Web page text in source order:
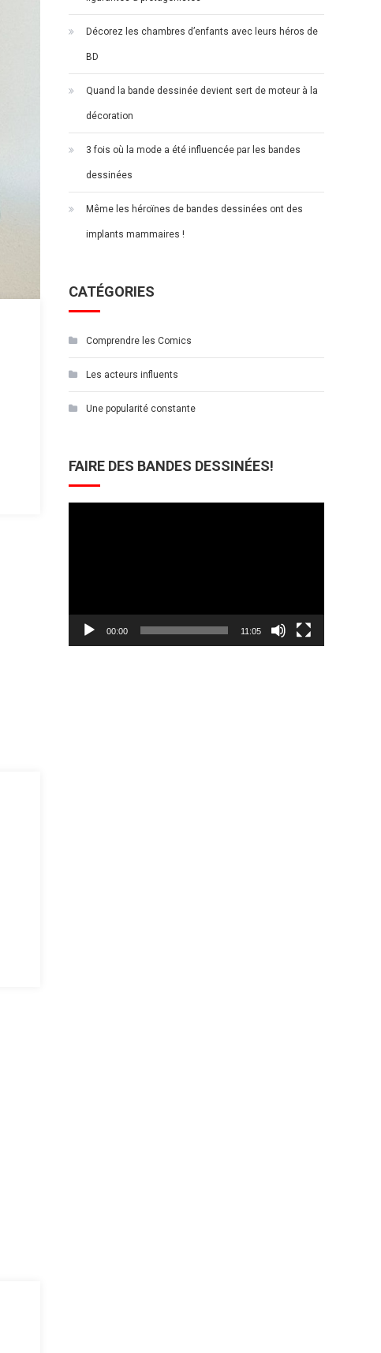
Décorez les chambres d’enfants avec leurs héros de
BD
Quand la bande dessinée devient sert de moteur à la
décoration
3 fois où la mode a été influencée par les bandes
dessinées
Même les héroïnes de bandes dessinées ont des
implants mammaires !
CATÉGORIES
Comprendre les Comics
Les acteurs influents
Une popularité constante
FAIRE DES BANDES DESSINÉES!
00:00 11:05